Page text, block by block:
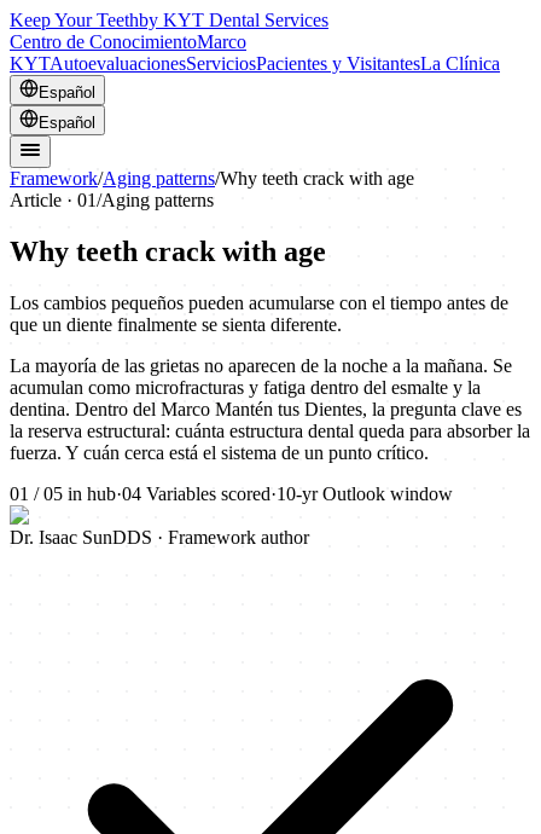
Keep Your Teethby KYT Dental Services
Centro de ConocimientoMarco
KYTAutoevaluacionesServiciosPacientes y VisitantesLa Clínica
Español
Español
Framework/Aging patterns/Why teeth crack with age
Article · 01/Aging patterns
Why teeth crack with age
Los cambios pequeños pueden acumularse con el tiempo antes de
que un diente finalmente se sienta diferente.
La mayoría de las grietas no aparecen de la noche a la mañana. Se
acumulan como microfracturas y fatiga dentro del esmalte y la
dentina. Dentro del Marco Mantén tus Dientes, la pregunta clave es
la reserva estructural: cuánta estructura dental queda para absorber la
fuerza. Y cuán cerca está el sistema de un punto crítico.
01 / 05 in hub·04 Variables scored·10-yrOutlook window
Dr. Isaac SunDDS · Framework author